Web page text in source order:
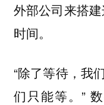
外部公司来搭
时间。
“除了等待，我
们只能等。”